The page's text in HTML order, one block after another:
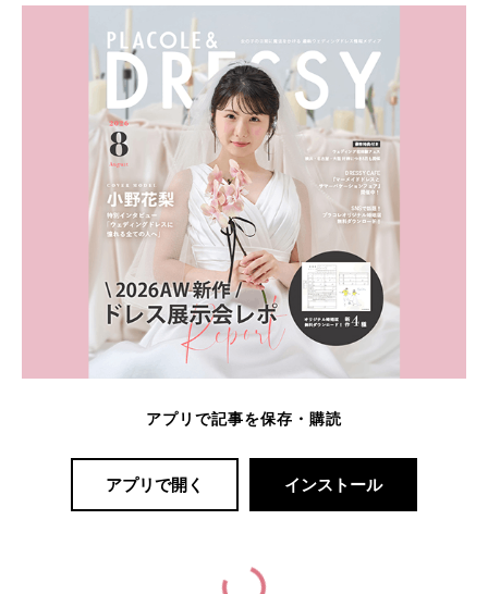
アプリで記事を保存・購読
アプリで開く インストール